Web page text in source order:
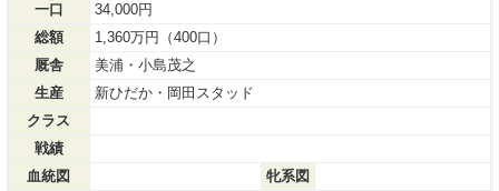
一口
34,000円
総額
1,360万円（400口）
厩舎
美浦・小島茂之
生産
新ひだか・岡田スタッド
クラス
戦績
血統図
牝系図